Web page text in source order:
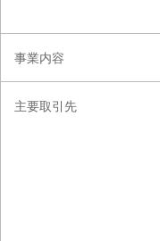
事業内容
主要取引先